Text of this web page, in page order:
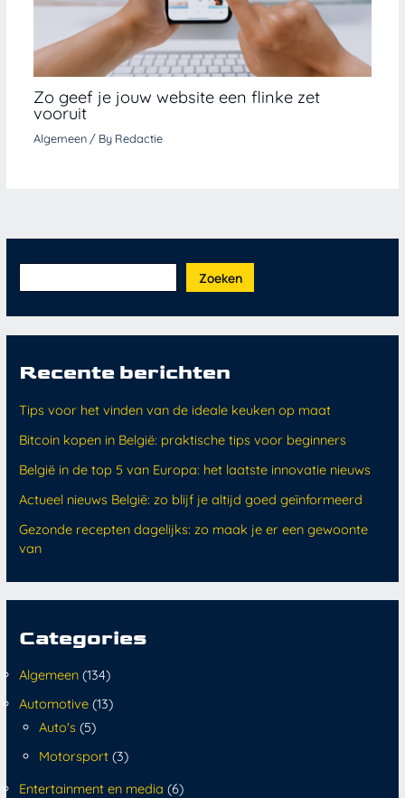
Zo geef je jouw website een flinke zet
vooruit
Algemeen/ By Redactie
Zoeken
Recente berichten
Tips voor het vinden van de ideale keuken op maat
Bitcoin kopen in België: praktische tips voor beginners
België in de top 5 van Europa: het laatste innovatie nieuws
Actueel nieuws België: zo blijf je altijd goed geïnformeerd
Gezonde recepten dagelijks: zo maak je er een gewoonte
van
Categories
Algemeen (134)
Automotive (13)
Auto's(5)
Motorsport(3)
Entertainment en media (6)